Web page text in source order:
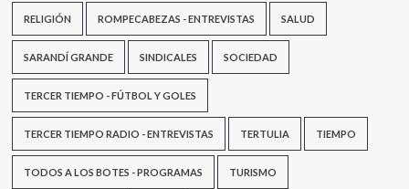
RELIGIÓN ROMPECABEZAS - ENTREVISTAS SALUD
SARANDÍ GRANDE SINDICALES SOCIEDAD
TERCER TIEMPO - FÚTBOL Y GOLES
TERCER TIEMPO RADIO - ENTREVISTAS TERTULIA TIEMPO
TODOS A LOS BOTES - PROGRAMAS TURISMO